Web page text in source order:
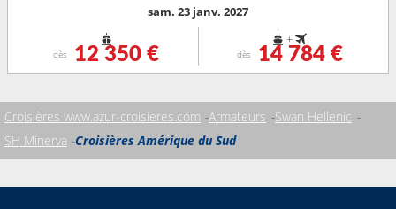
sam. 23 janv. 2027
dès 12 350 €
+
dès 14 784 €
Croisières www.azur-croisieres.com Armateurs Swan Hellenic
SH Minerva Croisières Amérique du Sud